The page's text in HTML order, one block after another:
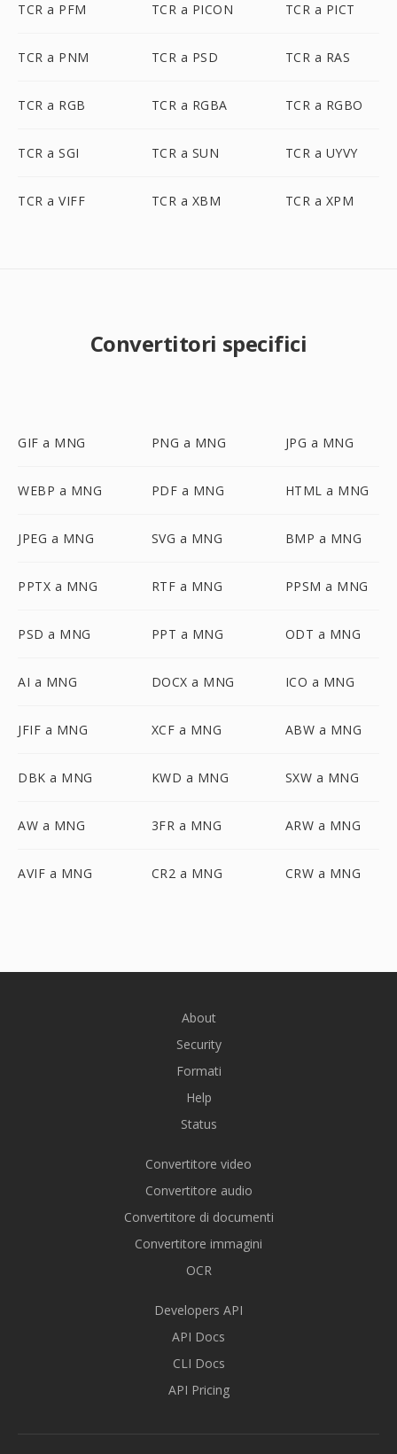
TCR a PFM TCR a PICON TCR a PICT
TCR a PNM TCR a PSD TCR a RAS
TCR a RGB TCR a RGBA TCR a RGBO
TCR a SGI TCR a SUN TCR a UYVY
TCR a VIFF TCR a XBM TCR a XPM
Convertitori specifici
GIF a MNG PNG a MNG JPG a MNG
WEBP a MNG PDF a MNG HTML a MNG
JPEG a MNG SVG a MNG BMP a MNG
PPTX a MNG RTF a MNG PPSM a MNG
PSD a MNG PPT a MNG ODT a MNG
AI a MNG DOCX a MNG ICO a MNG
JFIF a MNG XCF a MNG ABW a MNG
DBK a MNG KWD a MNG SXW a MNG
AW a MNG 3FR a MNG ARW a MNG
AVIF a MNG CR2 a MNG CRW a MNG
About
Security
Formati
Help
Status
Convertitore video
Convertitore audio
Convertitore di documenti
Convertitore immagini
OCR
Developers API
API Docs
CLI Docs
API Pricing